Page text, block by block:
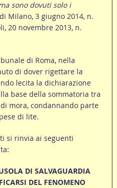
sono dovuti solo i
Milano, 3 giugno 2014, n.
20 novembre 2013, n.
di Roma, nella
di dover rigettare la
lecita la dichiarazione
base della sommatoria tra
mora, condannando parte
di lite.
si rinvia ai seguenti
DI SALVAGUARDIA
DEL FENOMENO